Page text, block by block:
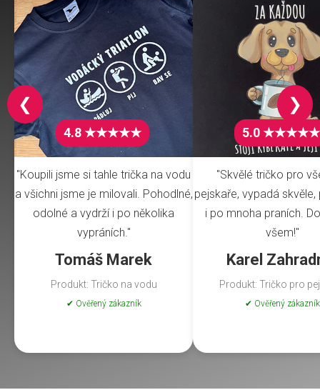
4.8 ★★★★★
"Koupili jsme si tahle trička na vodu
a všichni jsme je milovali. Pohodlné,
odolné a vydrží i po několika
vypráních."
Tomáš Marek
Produkt: Tričko na vodu
✔ Ověřený zákazník
5.0 ★★★★★
"Skvělé tričko pro
pejskaře, vypadá
i po mnoha praních.
všem!"
Karel
Produkt: Tričko pro
✔ Ověřený zákazník
❮ ❯